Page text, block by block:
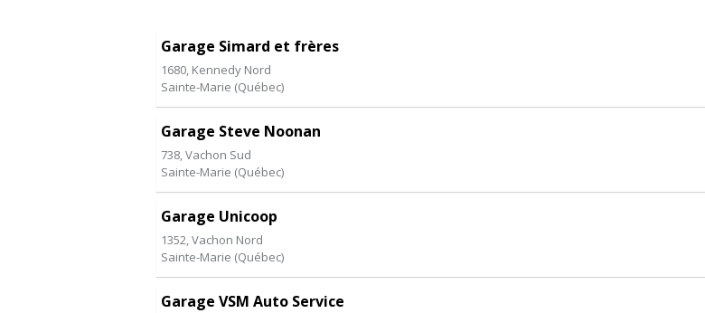
Garage Simard et frères
1680, Kennedy Nord
Sainte-Marie (Québec)
Garage Steve Noonan
738, Vachon Sud
Sainte-Marie (Québec)
Garage Unicoop
1352, Vachon Nord
Sainte-Marie (Québec)
Garage VSM Auto Service